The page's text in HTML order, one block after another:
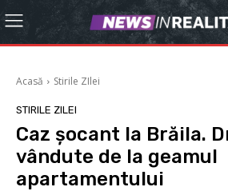
Acasă Stirile ZIlei
STIRILE ZILEI
Caz șocant la Brăila.
vândute de la geamul
apartamentului